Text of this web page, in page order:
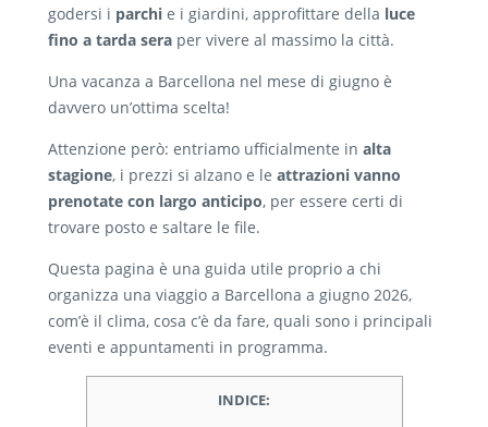
godersi i parchi e i giardini, approfittare della luce
fino a tarda sera per vivere al massimo la città.
Una vacanza a Barcellona nel mese di giugno è
davvero un’ottima scelta!
Attenzione però: entriamo ufficialmente in alta
stagione, i prezzi si alzano e le attrazioni vanno
prenotate con largo anticipo, per essere certi di
trovare posto e saltare le file.
Questa pagina è una guida utile proprio a chi
organizza una viaggio a Barcellona a giugno 2026,
com’è il clima, cosa c’è da fare, quali sono i principali
eventi e appuntamenti in programma.
INDICE: